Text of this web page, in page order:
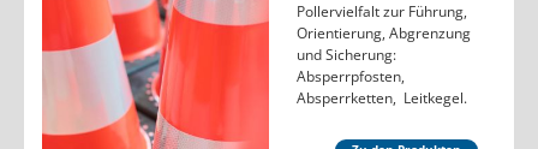
Pollervielfalt zur Führung,
Orientierung, Abgrenzung
und Sicherung:
Absperrpfosten,
Absperrketten, Leitkegel.